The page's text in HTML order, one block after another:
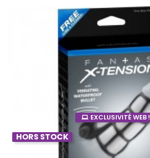
EXCLUSIVITÉ WEB !
HORS STOCK